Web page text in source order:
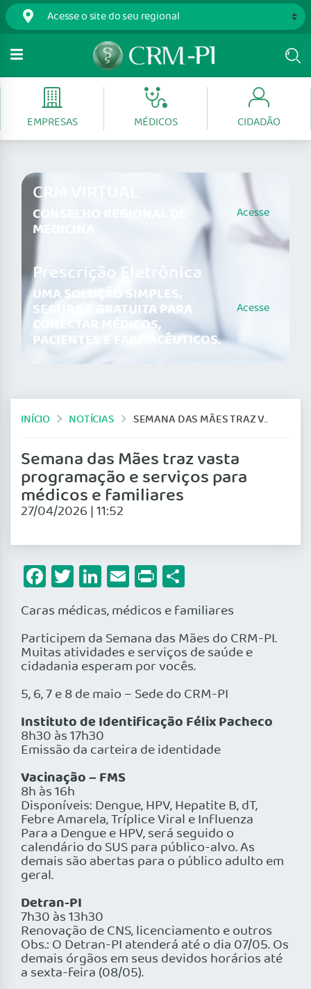
EMPRESAS MÉDICOS CIDADÃO
CRM VIRTUAL
CONSELHO REGIONAL DE
MEDICINA
Acesse
Prescrição Eletrônica
UMA SOLUÇÃO SIMPLES,
SEGURA E GRATUITA PARA
CONECTAR MÉDICOS,
PACIENTES E FARMACÊUTICOS.
Acesse
INÍCIO NOTÍCIAS SEMANA DAS MÃES TRAZ VASTA PROGRAMAÇÃO E SERVIÇOS PARA MÉDICOS E FAMILIARES
Semana das Mães traz vasta
programação e serviços para
médicos e familiares
27/04/2026 | 11:52
Facebook
Twitter
LinkedIn
Email
Print
Caras médicas, médicos e familiares
Participem da Semana das Mães do CRM-PI.
Muitas atividades e serviços de saúde e
cidadania esperam por vocês.
5, 6, 7 e 8 de maio – Sede do CRM-PI
Instituto de Identificação Félix Pacheco
8h30 às 17h30
Emissão da carteira de identidade
Vacinação – FMS
8h às 16h
Disponíveis: Dengue, HPV, Hepatite B, dT,
Febre Amarela, Tríplice Viral e Influenza
Para a Dengue e HPV, será seguido o
calendário do SUS para público-alvo. As
demais são abertas para o público adulto em
geral.
Detran-PI
7h30 às 13h30
Renovação de CNS, licenciamento e outros
Obs.: O Detran-PI atenderá até o dia 07/05. Os
demais órgãos em seus devidos horários até
a sexta-feira (08/05).